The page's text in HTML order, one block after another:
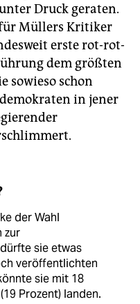
Druck geraten.
Müllers Kritiker
erste rot-rot-
dem größten
sowieso schon
in jener
der Wahl
zur
sie etwas
veröffentlichten
sie mit 18
Prozent) landen.